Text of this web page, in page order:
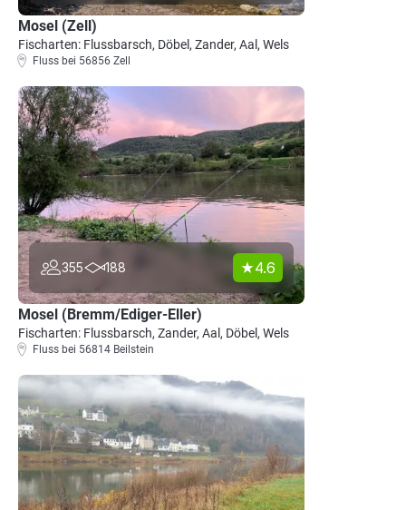
Mosel (Zell)
Fischarten: Flussbarsch, Döbel, Zander, Aal, Wels
Fluss bei 56856 Zell
355 188 4.6
Mosel (Bremm/Ediger-Eller)
Fischarten: Flussbarsch, Zander, Aal, Döbel, Wels
Fluss bei 56814 Beilstein